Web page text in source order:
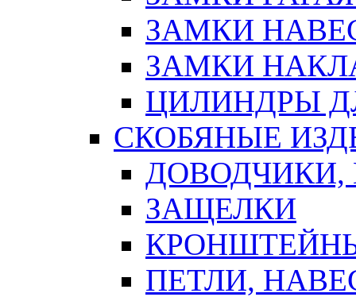
ЗАМКИ
ЗАМКИ
ЦИЛИНДРЫ
СКОБЯНЫЕ
ЗАЩЕЛКИ
ПЕТЛИ,